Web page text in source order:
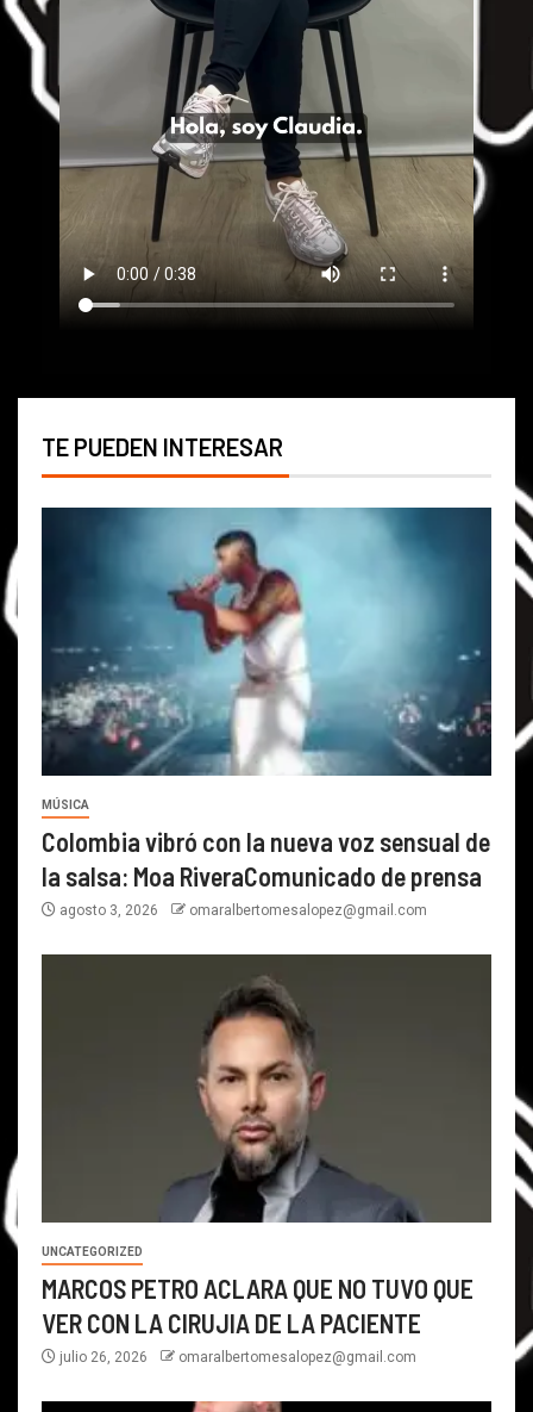
TE PUEDEN INTERESAR
MÚSICA
Colombia vibró con la nueva voz sensual de
la salsa: Moa RiveraComunicado de prensa
agosto 3, 2026 omaralbertomesalopez@gmail.com
UNCATEGORIZED
MARCOS PETRO ACLARA QUE NO TUVO QUE
VER CON LA CIRUJIA DE LA PACIENTE
julio 26, 2026 omaralbertomesalopez@gmail.com